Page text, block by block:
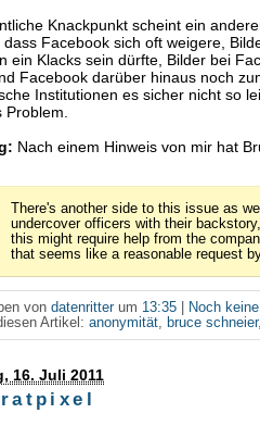
Knackpunkt scheint ein
dass Facebook sich oft weigere,
ein Klacks sein dürfte, Bilder bei
Facebook darüber hinaus noch
Institutionen es sicher nicht so
Problem.
Nach einem Hinweis von mir hat
There's another side to this issue as
undercover officers with their
this might require help from the
that seems like a reasonable request
vondatenritterum 13:35 Noch
Artikel:anonymität, bruce schneier
16. Juli 2011